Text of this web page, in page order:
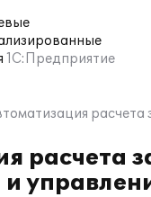
1С:Предприятие
расчета